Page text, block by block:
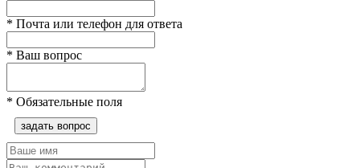
* Почта или телефон для ответа
* Ваш вопрос
* Обязательные поля
задать вопрос